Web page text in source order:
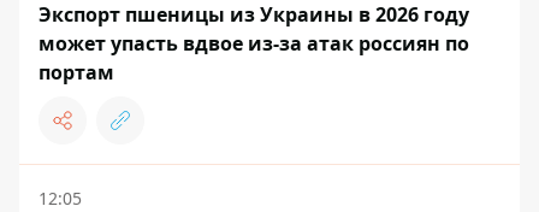
Экспорт пшеницы из Украины в 2026 году
может упасть вдвое из-за атак россиян по
портам
12:05